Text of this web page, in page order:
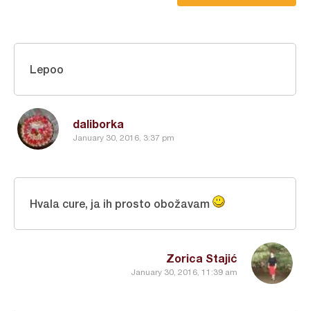
daliborka
January 30, 2016, 3:37 pm
Lepoo
Zorica Stajić
January 30, 2016, 11:39 am
Hvala cure, ja ih prosto obožavam